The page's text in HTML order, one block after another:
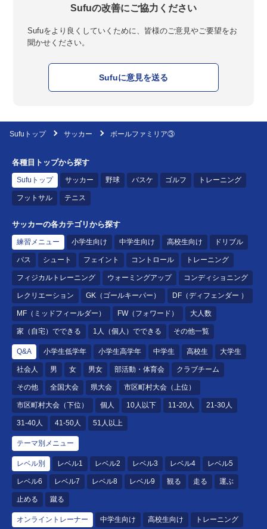
Sufuの改善にご協力ください
Sufuをより良くしていくために、皆様のご意見やご要望をお
聞かせください。
Sufuに意見を送る
Sufuトップ サッカー ボールファミリア③
各種目トップから探す
Sufuトップ サッカー 野球 バスケ ゴルフ トレーニング
フットサル テニス
サッカーの各カテゴリから探す
練習メニュー 小学生向け 中学生向け 高校生向け ドリブル
パス シュート フェイント コントロール トレーニング
フィジカルトレーニング ウォーミングアップ コンディショニング
レクリエーション GK（ゴールキーパー） DF（ディフェンダー ）
MF（ミッドフィールダー） FW（フォワード） 大人数
家（自宅）でできる 1人（個人）でできる その他一覧
Q&A 小学生低学年 小学生高学年 中学生 高校生 大学生
社会人 男 女 男女 部活動・体育会 クラブチーム
その他 全国大会 県大会 市区町村大会（上位）
市区町村大会（下位） 個人 10人以下 11-20人 21-30人
31-40人 41-50人 51人以上
テーマ別メニュー
レベル別 レベル1 レベル2 レベル3 レベル4 レベル5
レベル6 レベル7 レベル8 レベル9 観る 走る 運ぶ
止める 蹴る
オンライントレーナー 中学生向け 高校生向け トレーニング